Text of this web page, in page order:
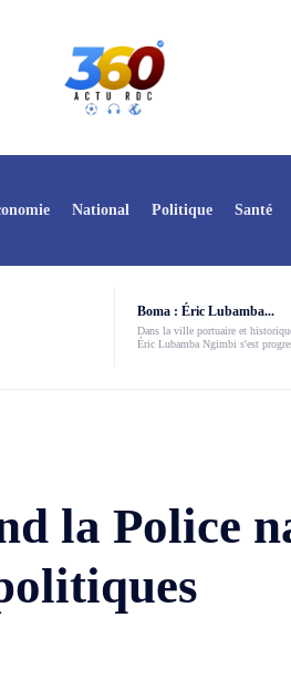
National Politique Santé
Boma : Éric Lubamba...
Dans la ville portuaire et
Éric Lubamba Ngimbi s'est
la Police